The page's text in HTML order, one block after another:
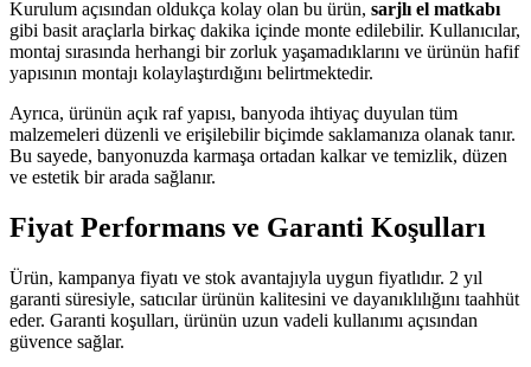
Kurulum açısından oldukça kolay olan bu ürün, sarjlı el matkabı
gibi basit araçlarla birkaç dakika içinde monte edilebilir. Kullanıcılar,
montaj sırasında herhangi bir zorluk yaşamadıklarını ve ürünün hafif
yapısının montajı kolaylaştırdığını belirtmektedir.
Ayrıca, ürünün açık raf yapısı, banyoda ihtiyaç duyulan tüm
malzemeleri düzenli ve erişilebilir biçimde saklamanıza olanak tanır.
Bu sayede, banyonuzda karmaşa ortadan kalkar ve temizlik, düzen
ve estetik bir arada sağlanır.
Fiyat Performans ve Garanti Koşulları
Ürün, kampanya fiyatı ve stok avantajıyla uygun fiyatlıdır. 2 yıl
garanti süresiyle, satıcılar ürünün kalitesini ve dayanıklılığını taahhüt
eder. Garanti koşulları, ürünün uzun vadeli kullanımı açısından
güvence sağlar.